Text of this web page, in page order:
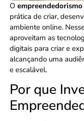
O
prática de criar,
ambiente online.
aproveitam as
digitais para criar e
alcançando uma
e escalável.
Por que